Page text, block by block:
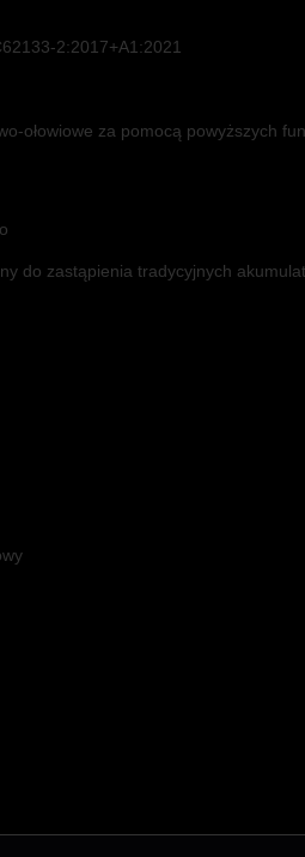
2:2017+A1:2021
ołowiowe za pomocą powyższych
do zastąpienia tradycyjnych